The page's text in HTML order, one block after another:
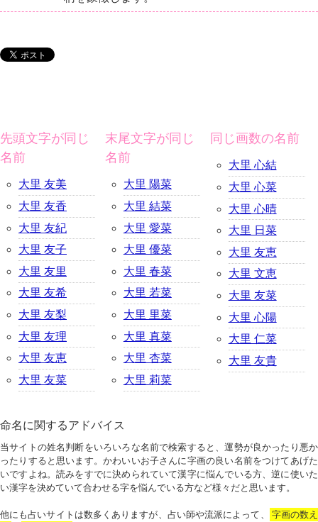
先頭文字が同じ
名前
大里 友美
大里 友香
大里 友紀
大里 友子
大里 友里
大里 友希
大里 友梨
大里 友理
大里 友恵
大里 友菜
末尾文字が同じ
名前
大里 陽菜
大里 結菜
大里 愛菜
大里 優菜
大里 春菜
大里 若菜
大里 里菜
大里 真菜
大里 杏菜
大里 莉菜
同じ画数の名前
大里 心結
大里 心菜
大里 心晴
大里 日菜
大里 友恵
大里 文恵
大里 友菜
大里 心陽
大里 仁菜
大里 友貴
命名に関するアドバイス
当サイトの姓名判断をいろいろな名前で検索すると、運勢が良かったり悪か
ったりすると思います。かわいいお子さんに字画の良い名前をつけてあげた
いですよね。読みをすでに決められていて漢字に悩んでいる方、逆に使いた
い漢字を決めていて合わせる字を悩んでいる方など様々だと思います。
他にも占いサイトは数多くありますが、占い師や流派によって、
字画の数え